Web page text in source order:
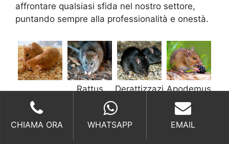
affrontare qualsiasi sfida nel nostro settore,
puntando sempre alla professionalità e onestà.
Rattus
Norvegicus
Derattizzazi Apodemus
Sylvaticus
CHIAMA ORA WHATSAPP EMAIL